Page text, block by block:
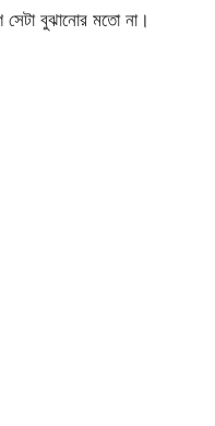
সেটা বুঝানোর মতো না।